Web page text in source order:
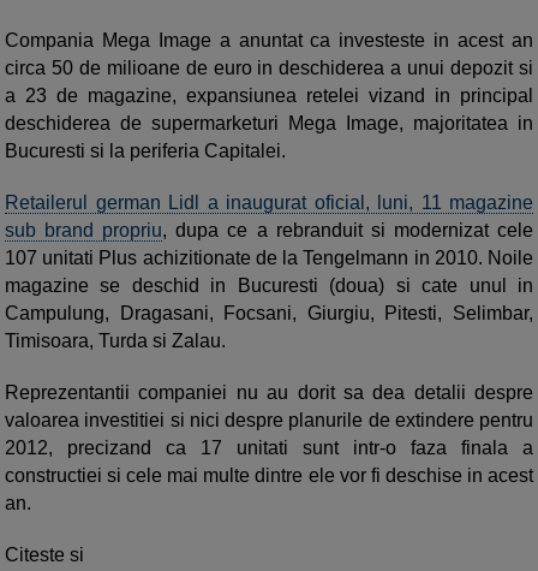
Compania Mega Image a anuntat ca investeste in acest an
circa 50 de milioane de euro in deschiderea a unui depozit si
a 23 de magazine, expansiunea retelei vizand in principal
deschiderea de supermarketuri Mega Image, majoritatea in
Bucuresti si la periferia Capitalei.
Retailerul german Lidl a inaugurat oficial, luni, 11 magazine
sub brand propriu, dupa ce a rebranduit si modernizat cele
107 unitati Plus achizitionate de la Tengelmann in 2010. Noile
magazine se deschid in Bucuresti (doua) si cate unul in
Campulung, Dragasani, Focsani, Giurgiu, Pitesti, Selimbar,
Timisoara, Turda si Zalau.
Reprezentantii companiei nu au dorit sa dea detalii despre
valoarea investitiei si nici despre planurile de extindere pentru
2012, precizand ca 17 unitati sunt intr-o faza finala a
constructiei si cele mai multe dintre ele vor fi deschise in acest
an.
Citeste si